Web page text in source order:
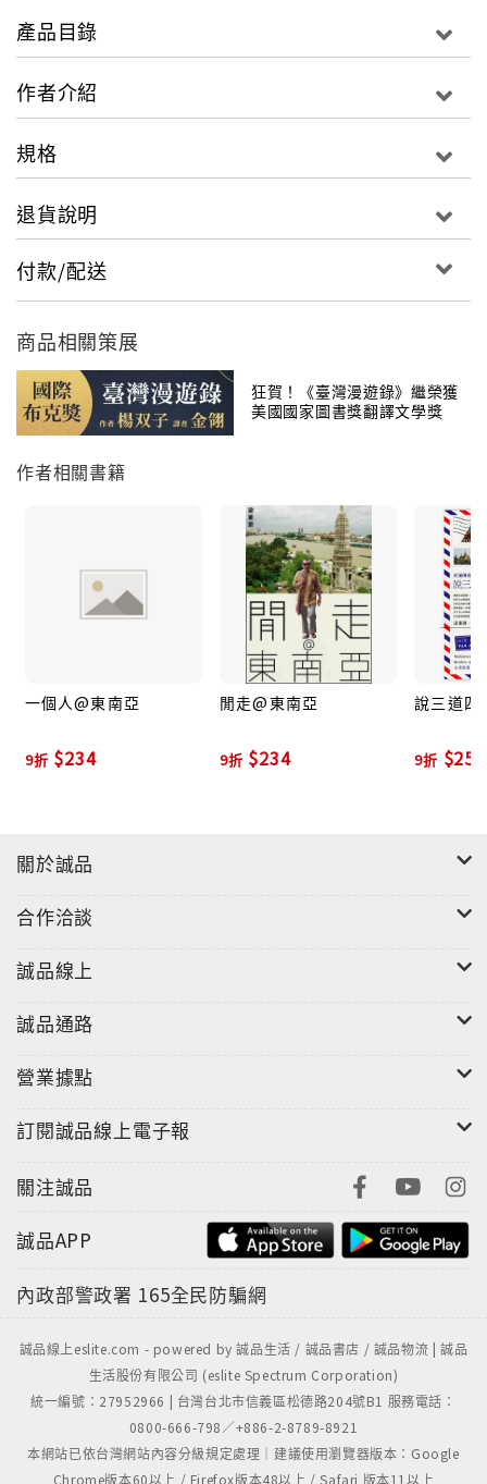
多年來在各地遊走的梁東屏，在《醬油稀飯》中，回憶
以及最割捨不下的親情。
在泰國北部清邁府深山裡，在陰暗屋子的角落，會因想
因為一個人，許多東西都變得不必要，即使捨不得，也
毅然決然地割捨。
因為一個人，即使生病了，也只能自立自強；也因為一
個人，格外珍惜與親人、朋友的情誼。
他鼓起莫大勇氣在街頭自彈自唱，當作送給自己的生日
住進全新的屋子，卻遇到一連串怪事，於是化身成法力
「高強」的道士，自製符水作法驅魔。
眷村生活有很多回憶，我記得鮮大王醬油倒在稀飯上化
油稀飯……
醬油稀飯，這個味道的概念，並不僅只是食物，
而是曾經走過的一個時代，一個已經逐漸消逝的時代。
起一個人在異地的心情、懷念與友人相處的點滴片段，
起家鄉而偷偷落淚。
因為一個人，許多東西都變得不必要，即使捨不得，也
因為一個人，即使生病了，也只能自立自強；也因為一
個人，格外珍惜與親人、朋友的情誼。
產品目錄
作者介紹
規格
退貨說明
付款/配送
商品相關策展
狂賀！《臺灣漫遊錄》繼榮獲
美國國家圖書獎翻譯文學獎
作者相關書籍
一個人@東南亞
9折 $234
閒走@東南亞
9折 $234
說三道四
9折 $252
關於誠品
合作洽談
誠品線上
誠品通路
營業據點
訂閱誠品線上電子報
關注誠品
誠品APP
內政部警政署 165全民防騙網
誠品線上eslite.com - powered by 誠品生活 / 誠品書店 / 誠品物流 | 誠品
生活股份有限公司 (eslite Spectrum Corporation)
統一編號：27952966 | 台灣台北市信義區松德路204號B1 服務電話：
0800-666-798／+886-2-8789-8921
本網站已依台灣網站內容分級規定處理｜建議使用瀏覽器版本：Google
Chrome版本60以上 / Firefox版本48以上 / Safari 版本11以上